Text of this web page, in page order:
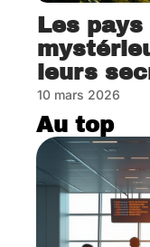
Les
leurs
10 mars 2026
Au top